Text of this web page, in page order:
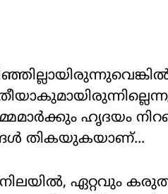
ഹൃദയം
തികയുകയാണ്...
നിലയിൽ, ഏറ്റവും